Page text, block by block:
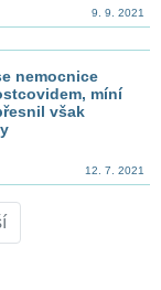
9. 9. 2021
nemocnice
míní
však
12. 7. 2021